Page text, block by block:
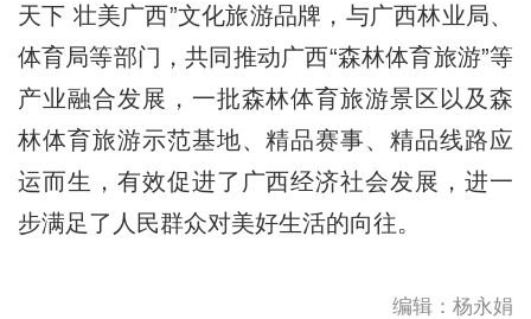
天下 壮美广西”文化旅游品牌，与广西林业局、
体育局等部门，共同推动广西“森林体育旅游”等
产业融合发展，一批森林体育旅游景区以及森
林体育旅游示范基地、精品赛事、精品线路应
运而生，有效促进了广西经济社会发展，进一
步满足了人民群众对美好生活的向往。
编辑：杨永娟